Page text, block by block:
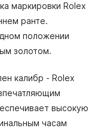
маркировки Rolex
ранте.
положении
золотом.
калибр - Rolex
высокую
часам